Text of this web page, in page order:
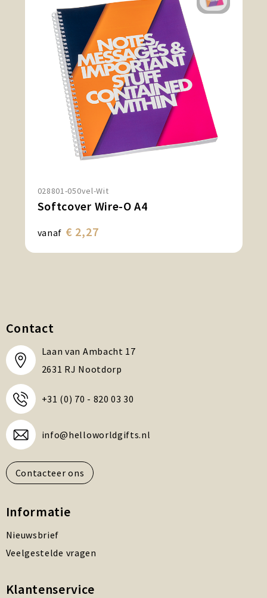
028801-050vel-Wit
Softcover Wire-O A4
vanaf € 2,27
Contact
Laan van Ambacht 17
2631 RJ Nootdorp
+31 (0) 70 - 820 03 30
info@helloworldgifts.nl
Contacteer ons
Informatie
Nieuwsbrief
Veelgestelde vragen
Klantenservice